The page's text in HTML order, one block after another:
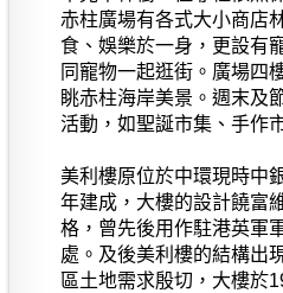
赤柱廣場有各式大小商店
食、娛樂於一身，更設有
同寵物一起逛街。廣場四
眺赤柱海岸美景。週末及
活動，如聖誕市集、手作
美利樓原位於中環現時中
年建成，大樓的設計饒富
格，曾先後用作駐港英軍
處。及後美利樓的結構出
區土地需求殷切，大樓於